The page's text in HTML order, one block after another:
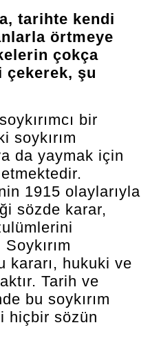
tarihte kendi
örtmeye
çokça
çekerek, şu
bir
soykırım
da yaymak için
1915 olaylarıyla
sözde karar,
kararı, hukuki ve
Tarih ve
bu soykırım
hiçbir sözün